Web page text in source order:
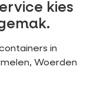
kies
in
Woerden